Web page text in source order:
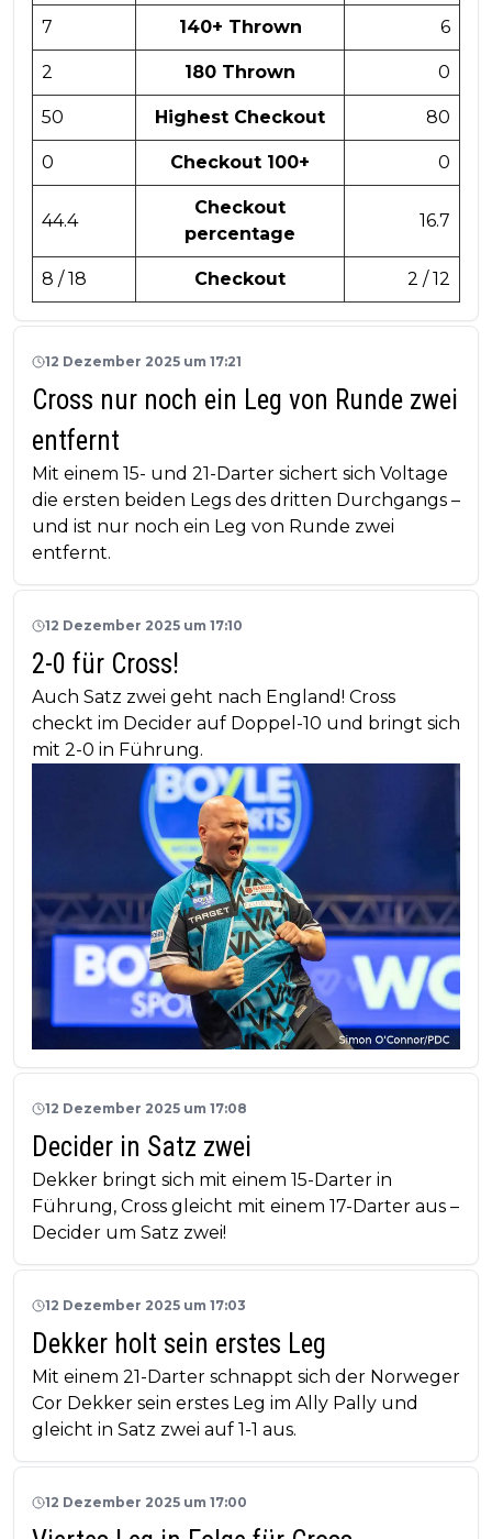
7 140+ Thrown 6
2 180 Thrown 0
50 Highest Checkout 80
0 Checkout 100+ 0
44.4
Checkout
percentage
16.7
8 / 18 Checkout 2 / 12
12 Dezember 2025 um 17:21
Cross nur noch ein Leg von Runde zwei
entfernt
Mit einem 15- und 21-Darter sichert sich Voltage
die ersten beiden Legs des dritten Durchgangs –
und ist nur noch ein Leg von Runde zwei
entfernt.
12 Dezember 2025 um 17:10
2-0 für Cross!
Auch Satz zwei geht nach England! Cross
checkt im Decider auf Doppel-10 und bringt sich
mit 2-0 in Führung.
12 Dezember 2025 um 17:08
Decider in Satz zwei
Dekker bringt sich mit einem 15-Darter in
Führung, Cross gleicht mit einem 17-Darter aus –
Decider um Satz zwei!
12 Dezember 2025 um 17:03
Dekker holt sein erstes Leg
Mit einem 21-Darter schnappt sich der Norweger
Cor Dekker sein erstes Leg im Ally Pally und
gleicht in Satz zwei auf 1-1 aus.
12 Dezember 2025 um 17:00